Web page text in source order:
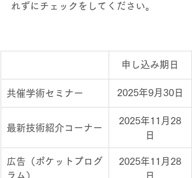
れずにチェックをしてください。
申し込み期日
共催学術セミナー 2025年9月30日
最新技術紹介コーナー
2025年11月28
日
広告（ポケットプログ
ラム）
2025年11月28
日